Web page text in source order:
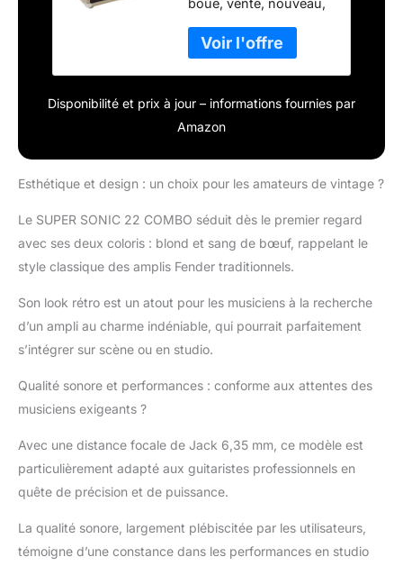
boue, vente, nouveau,
profile : amps
Disponibilité et prix à jour – informations fournies par
Amazon
Esthétique et design : un choix pour les amateurs de vintage ?
Le SUPER SONIC 22 COMBO séduit dès le premier regard
avec ses deux coloris : blond et sang de bœuf, rappelant le
style classique des amplis Fender traditionnels.
Son look rétro est un atout pour les musiciens à la recherche
d’un ampli au charme indéniable, qui pourrait parfaitement
s’intégrer sur scène ou en studio.
Qualité sonore et performances : conforme aux attentes des
musiciens exigeants ?
Avec une distance focale de Jack 6,35 mm, ce modèle est
particulièrement adapté aux guitaristes professionnels en
quête de précision et de puissance.
La qualité sonore, largement plébiscitée par les utilisateurs,
témoigne d’une constance dans les performances en studio